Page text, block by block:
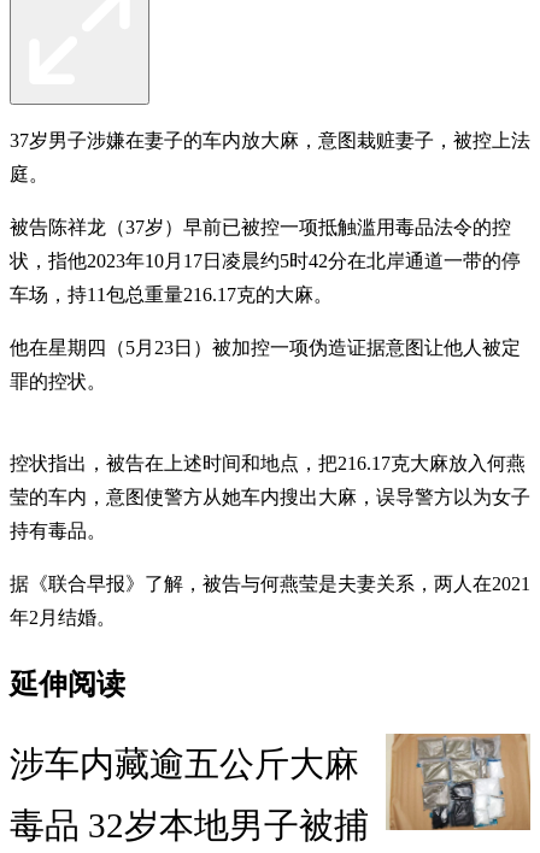
37岁男子涉嫌在妻子的车内放大麻，意图栽赃妻子，被控上法
庭。
被告陈祥龙（37岁）早前已被控一项抵触滥用毒品法令的控
状，指他2023年10月17日凌晨约5时42分在北岸通道一带的停
车场，持11包总重量216.17克的大麻。
他在星期四（5月23日）被加控一项伪造证据意图让他人被定
罪的控状。
控状指出，被告在上述时间和地点，把216.17克大麻放入何燕
莹的车内，意图使警方从她车内搜出大麻，误导警方以为女子
持有毒品。
据《联合早报》了解，被告与何燕莹是夫妻关系，两人在2021
年2月结婚。
延伸阅读
涉车内藏逾五公斤大麻
毒品 32岁本地男子被捕